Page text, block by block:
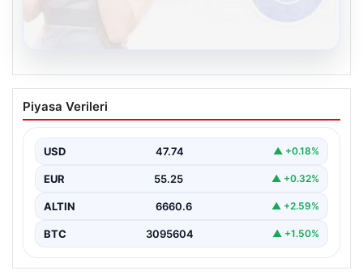
Kelebek.Org İle Sanal İletişimin Güvenli
Adresi Ve Sohbet Deneyimi
sağlaması kritik bir önem taşımaktadır. Güncel olarak…
Piyasa Verileri
USD 47.74 ▲ +0.18%
EUR 55.25 ▲ +0.32%
ALTIN 6660.6 ▲ +2.59%
BTC 3095604 ▲ +1.50%